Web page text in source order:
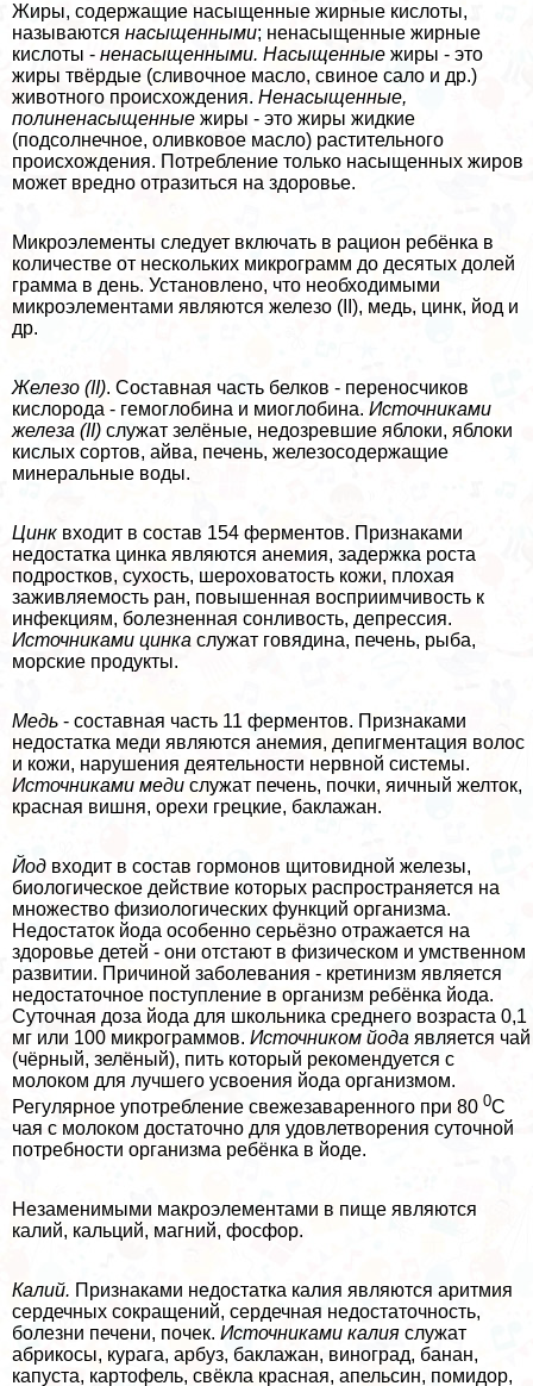
Жиры, содержащие насыщенные жирные кислоты,
называются насыщенными; ненасыщенные жирные
кислоты - ненасыщенными. Насыщенные жиры - это
жиры твёрдые (сливочное масло, свиное сало и др.)
животного происхождения. Ненасыщенные,
полиненасыщенные жиры - это жиры жидкие
(подсолнечное, оливковое масло) растительного
происхождения. Потрeбление только насыщенных жиров
может вредно отразиться на здоровье.
Микроэлементы следует включать в рацион ребёнка в
количестве от нескольких микрограмм до десятых долей
грамма в день. Установлено, что необходимыми
микроэлементами являются железо (II), медь, цинк, йод и
др.
Железо (II). Составная часть белков - переносчиков
кислорода - гемоглобина и миоглобина. Источниками
железа (II) служат зелёные, недозревшие яблоки, яблоки
кислых сортов, айва, печень, железосодержащие
минеральные воды.
Цинк входит в состав 154 ферментов. Признаками
недостатка цинка являются анемия, задержка роста
подростков, сухость, шероховатость кожи, плохая
заживляемость ран, повышенная восприимчивость к
инфекциям, болезненная сонливость, депрессия.
Источниками цинка служат говядина, печень, рыба,
морские продукты.
Медь - составная часть 11 ферментов. Признаками
недостатка меди являются анемия, депигментация волос
и кожи, нарушения деятельности нервной системы.
Источниками меди служат печень, почки, яичный желток,
красная вишня, орехи грецкие, баклажан.
Йод входит в состав гормонов щитовидной железы,
биологическое действие которых распространяется на
множество физиологических функций организма.
Недостаток йода особенно серьёзно отражается на
здоровье детей - они отстают в физическом и умственном
развитии. Причиной заболевания - кретинизм является
недостаточное поступление в организм ребёнка йода.
Суточная доза йода для школьника среднего возраста 0,1
мг или 100 микрограммов. Источником йода является чай
(чёрный, зелёный), пить который рекомендуется с
молоком для лучшего усвоения йода организмом.
Регулярное употрeбление свежезаваренного при 80 0С
чая с молоком достаточно для удовлетворения суточной
потребности организма ребёнка в йоде.
Незаменимыми макроэлементами в пище являются
калий, кальций, магний, фосфор.
Калий. Признаками недостатка калия являются аритмия
сердечных сокращений, сердечная недостаточность,
болезни печени, почек. Источниками калия служат
абрикосы, курага, арбуз, баклажан, виноград, банан,
капуста, картофель, свёкла красная, апельсин, помидор,